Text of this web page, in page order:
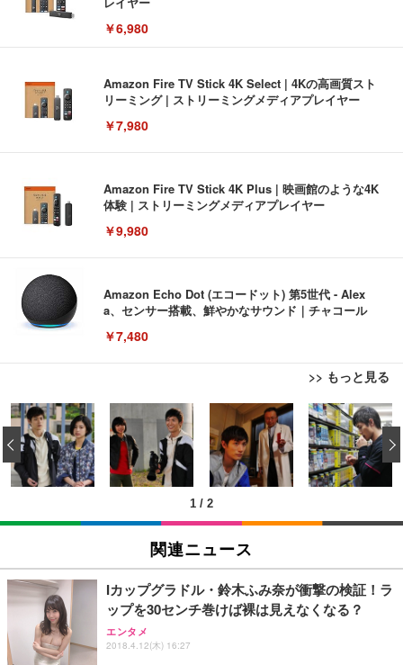
￥6,980
Amazon Fire TV Stick 4K Select | 4Kの高画質スト
リーミング | ストリーミングメディアプレイヤー
￥7,980
Amazon Fire TV Stick 4K Plus | 映画館のような4K
体験 | ストリーミングメディアプレイヤー
￥9,980
Amazon Echo Dot (エコードット) 第5世代 - Alex
a、センサー搭載、鮮やかなサウンド｜チャコール
￥7,480
>> もっと見る
[EdoErgo] オフィスチェア 椅子 テレワーク 疲れな
い 跳ね上げ式アームレスト コンパクト 約105度ロッ
キング pc 事務椅子 360度回転 座面昇降 強化ナイロ
ン樹脂ベース 通気性メッシュ 在宅ワーク H-WY01
(黒網+黒枠+黒足)
￥5,699
SIHOO B100 オフィスチェア／デスクチェア メッシ
ュチェア 人間工学 疲れない ブラック
￥27,999
Sezlife オフィスチェア デスクチェア 疲れない テレ
ワーク チェア 強化バックレスト 30度ロッキング機
能 人間工学 椅子 腰サポート 90度跳ね上げ式アーム
EIZO ビジネス向けプレミアムモニター | FlexScan
EV3240X-WT | 31.5型4K UHD・USB Type-C・ホワ
イト
￥105,595
EIZO ビジネス向けプレミアムモニター | FlexScan
￥109,572
【純正品】27"ゲーミングモニター DualSense 充電
フック付き（CFI-ZDM1J）
Amazonベーシック ペットシーツ 薄型 レギュラー 1
回使い捨て 無香料 ホワイト 300枚
￥3,373
Amazonベーシック ペットシーツ 厚型 ワイド 42枚
x2袋(84枚) ホワイト(吸収面:ライトブルー)
￥3,234
ネオ・ルーライフ ネオ・オムツ L 中型犬用 26枚入
り 単品
1 / 2
‹
関連ニュース
Iカップグラドル・鈴木ふみ奈が衝撃の検証！ラ
ップを30センチ巻けば裸は見えなくなる？
エンタメ
2018.4.12(木) 16:27